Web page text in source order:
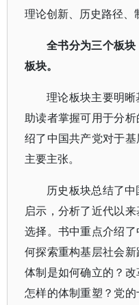
理论创新、历史路径、
全书分为三个板
板块。
理论板块主要明
助读者掌握可用于分
绍了中国共产党对于
主要主张。
历史板块总结了
启示，分析了近代以
选择。书中重点介绍
何探索重构基层社会
体制是如何确立的？
怎样的体制重塑？党